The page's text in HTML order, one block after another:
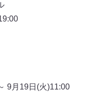
9月19日(火)11:00